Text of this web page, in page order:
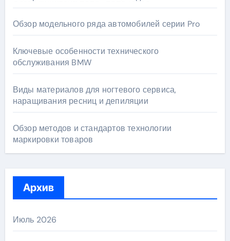
Обзор модельного ряда автомобилей серии Pro
Ключевые особенности технического
обслуживания BMW
Виды материалов для ногтевого сервиса,
наращивания ресниц и депиляции
Обзор методов и стандартов технологии
маркировки товаров
Архив
Июль 2026